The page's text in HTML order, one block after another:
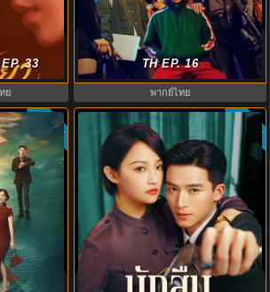
าเคียงหทัย
40
33
ย
ดูซีรี่ย์ A Shop for Killers 2 ร้านลับ
นักฆ่า ซีซัน 2 (2026) ซับไทย-พากย์
ไทย
TH EP. 16
พากย์ไทย
(2025)
ซับไทย
Shadow Detective นักสืบในเงามืด
ซับไทย